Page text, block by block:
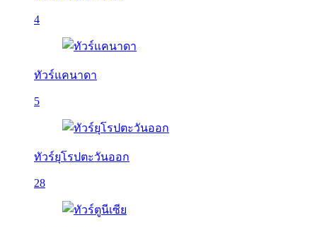
4
ทัวร์แคนาดา
5
ทัวร์ยุโรปตะวันออก
28